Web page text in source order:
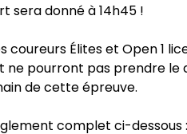
sera donné à 14h45 !
Élites et Open 1
pourront pas prendre le
de cette épreuve.
complet ci-dessous :